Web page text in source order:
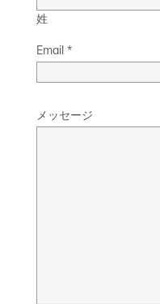
姓
Email *
メッセージ